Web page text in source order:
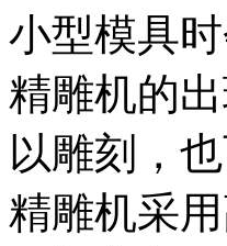
小型模具
精雕机的
以雕刻，
精雕机采